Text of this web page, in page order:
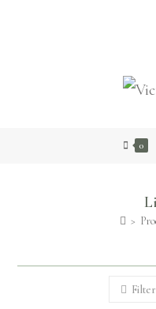
0
>
Filter